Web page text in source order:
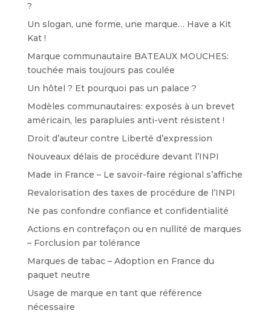
?
Un slogan, une forme, une marque… Have a Kit
Kat !
Marque communautaire BATEAUX MOUCHES:
touchée mais toujours pas coulée
Un hôtel ? Et pourquoi pas un palace ?
Modèles communautaires: exposés à un brevet
américain, les parapluies anti-vent résistent !
Droit d’auteur contre Liberté d’expression
Nouveaux délais de procédure devant l’INPI
Made in France – Le savoir-faire régional s’affiche
Revalorisation des taxes de procédure de l’INPI
Ne pas confondre confiance et confidentialité
Actions en contrefaçon ou en nullité de marques
– Forclusion par tolérance
Marques de tabac – Adoption en France du
paquet neutre
Usage de marque en tant que référence
nécessaire